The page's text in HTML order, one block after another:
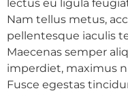
lectus eu ligula
Nam tellus metus,
pellentesque iaculis
Maecenas semper
imperdiet, maximus
Fusce egestas